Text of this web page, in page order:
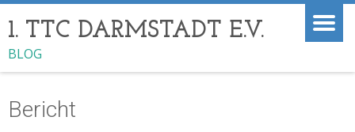
1. TTC DARMSTADT E.V.
BLOG
Bericht